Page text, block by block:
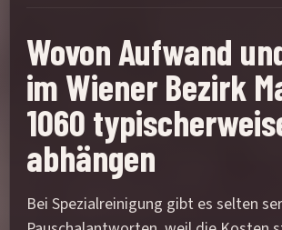
Wovon Aufwand
im Wiener Bezirk
1060
abhängen
Bei Spezialreinigung gibt es selten